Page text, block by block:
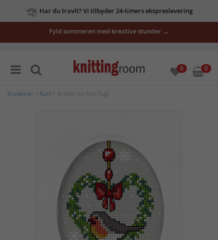
Har du travlt? Vi tilbyder 24-timers ekspreslevering
Fyld sommeren med kreative stunder →
0 0
Broderier Kort > Broderikit Kort Fugl